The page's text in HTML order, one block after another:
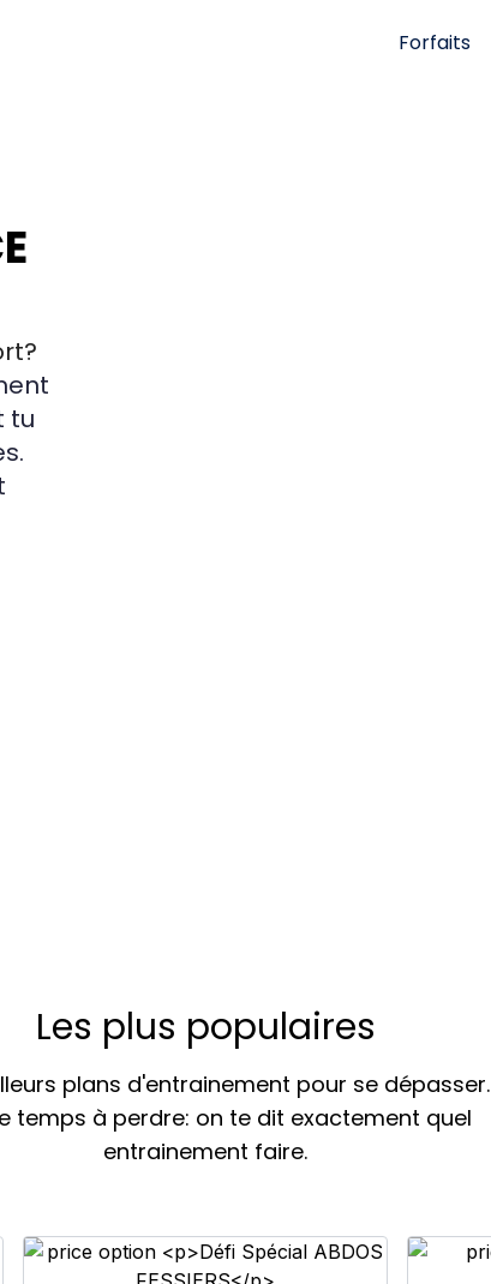
Forfaits
tu
Les plus populaires
plans d'entrainement pour se dépasser.
temps à perdre: on te dit exactement quel
entrainement faire.